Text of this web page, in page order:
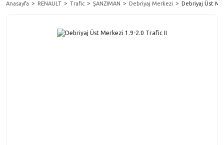
Anasayfa RENAULT Trafic ŞANZIMAN Debriyaj Merkezi Debriyaj Üst